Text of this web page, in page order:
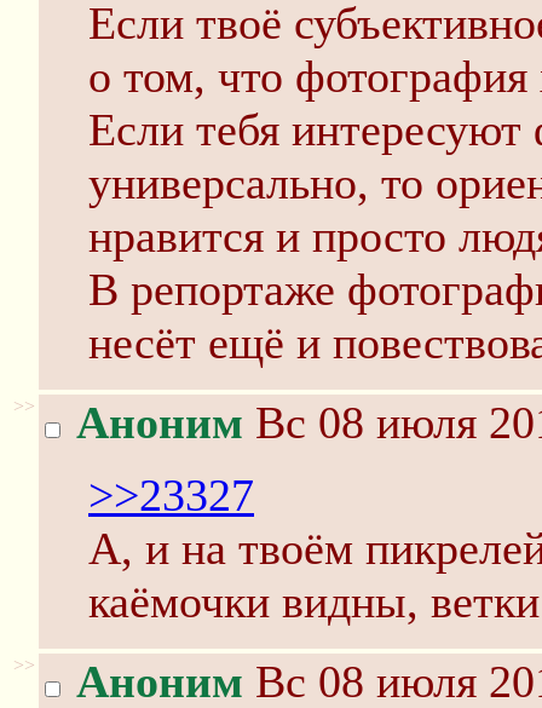
Если твоë
о том, что
Если тебя
универсально, то
нравится и просто
В репортаже
несëт ещë и
>> Аноним Вс 08 июля
>>23327
А, и на твоём
каёмочки видны,
>> Аноним Вс 08 июля